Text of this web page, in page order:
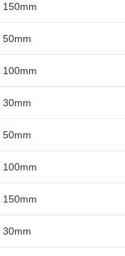
150mm
50mm
100mm
30mm
50mm
100mm
150mm
30mm